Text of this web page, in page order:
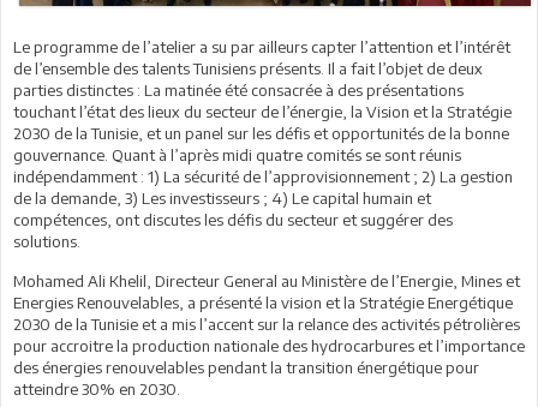
Le programme de l’atelier a su par ailleurs capter l’attention et l’intérêt
de l’ensemble des talents Tunisiens présents. Il a fait l’objet de deux
parties distinctes : La matinée été consacrée à des présentations
touchant l’état des lieux du secteur de l’énergie, la Vision et la Stratégie
2030 de la Tunisie, et un panel sur les défis et opportunités de la bonne
gouvernance. Quant à l’après midi quatre comités se sont réunis
indépendamment : 1) La sécurité de l’approvisionnement ; 2) La gestion
de la demande, 3) Les investisseurs ; 4) Le capital humain et
compétences, ont discutes les défis du secteur et suggérer des
solutions.
Mohamed Ali Khelil, Directeur General au Ministère de l’Energie, Mines et
Energies Renouvelables, a présenté la vision et la Stratégie Energétique
2030 de la Tunisie et a mis l’accent sur la relance des activités pétrolières
pour accroitre la production nationale des hydrocarbures et l’importance
des énergies renouvelables pendant la transition énergétique pour
atteindre 30% en 2030.